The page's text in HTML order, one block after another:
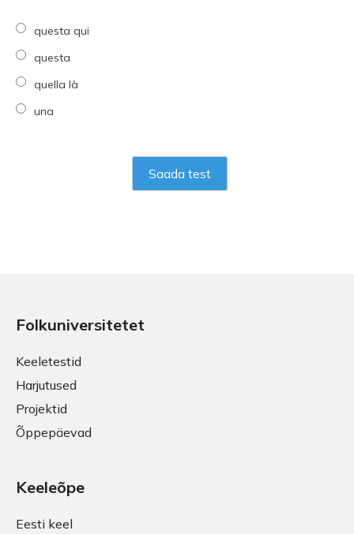
questa qui
questa
quella là
una
Folkuniversitetet
Keeletestid
Harjutused
Projektid
Õppepäevad
Keeleõpe
Eesti keel